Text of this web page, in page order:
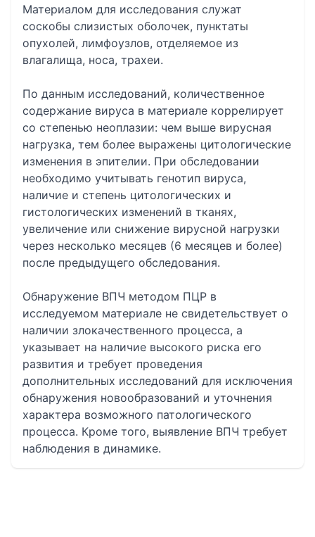
Материалом для исследования служат
соскобы слизистых оболочек, пунктаты
опухолей, лимфоузлов, отделяемое из
влагалища, носа, трахеи.
По данным исследований, количественное
содержание вируса в материале коррелирует
со степенью неоплазии: чем выше вирусная
нагрузка, тем более выражены цитологические
изменения в эпителии. При обследовании
необходимо учитывать генотип вируса,
наличие и степень цитологических и
гистологических изменений в тканях,
увеличение или снижение вирусной нагрузки
через несколько месяцев (6 месяцев и более)
после предыдущего обследования.
Обнаружение ВПЧ методом ПЦР в
исследуемом материале не свидетельствует о
наличии злокачественного процесса, а
указывает на наличие высокого риска его
развития и требует проведения
дополнительных исследований для исключения
обнаружения новообразований и уточнения
характера возможного патологического
процесса. Кроме того, выявление ВПЧ требует
наблюдения в динамике.